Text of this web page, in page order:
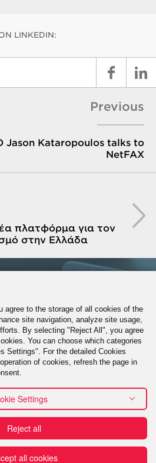
LINKEDIN:
Previous
Jason Kataropoulos talks to
NetFAX
πλατφόρμα για τον
στην Ελλάδα
TOUCH
INQUIRY
Contact
Υπηρεσίες (DSA) - Εκθέσεις
Financial
agree to the storage of all cookies of the
site navigation, analyze site usage,
By selecting "Reject All", you agree
You can choose which categories
Settings". For the detailed Cookies
of cookies, refresh the page in
Settings
Reject all
all cookies